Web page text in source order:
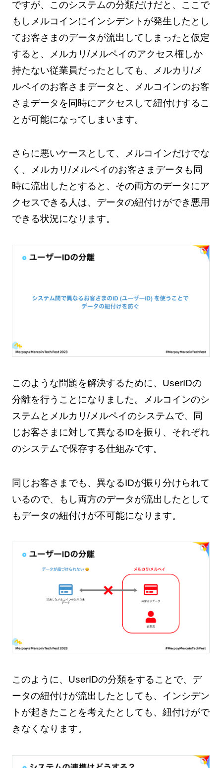
ですが、このシステムの分類だけだと、ここで
もしメルコインにインシデントが発生したとし
てお客さまのデータが流出してしまったと仮定
すると、メルカリ/メルペイのアクセス権しか
持たない従業員だったとしても、メルカリ/メ
ルペイのお客さまデータと、メルコインのお客
さまデータを同時にアクセスして紐付けするこ
とが可能になってしまいます。
さらに悪いケースとして、メルコインだけでな
く、メルカリ/メルペイのお客さまデータも同
時に流出したとすると、その両方のデータにア
クセスできる人は、データの紐付けができ悪用
できる状況になります。
このような問題を解決するために、UserIDの
分離を行うことになりました。メルコインのシ
ステムとメルカリ/メルペイのシステムで、同
じお客さまに対して異なるIDを振り、それぞれ
のシステムで保存する仕組みです。
同じお客さまでも、異なるIDが振り分けられて
いるので、もし両方のデータが流出したとして
もデータの紐付けが不可能になります。
このように、UserIDの分類をすることで、デ
ータの紐付けが流出したとしても、インシデン
トが起きたことを考えたとしても、紐付けがで
きなくなります。